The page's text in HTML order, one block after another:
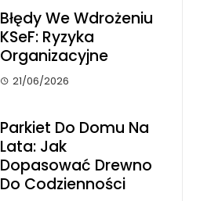
Błędy We Wdrożeniu
KSeF: Ryzyka
Organizacyjne
21/06/2026
Parkiet Do Domu Na
Lata: Jak
Dopasować Drewno
Do Codzienności